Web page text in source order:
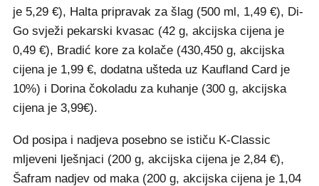
je 5,29 €), Halta pripravak za šlag (500 ml, 1,49 €), Di-
Go svježi pekarski kvasac (42 g, akcijska cijena je
0,49 €), Bradić kore za kolače (430,450 g, akcijska
cijena je 1,99 €, dodatna ušteda uz Kaufland Card je
10%) i Dorina čokoladu za kuhanje (300 g, akcijska
cijena je 3,99€).
Od posipa i nadjeva posebno se ističu K-Classic
mljeveni lješnjaci (200 g, akcijska cijena je 2,84 €),
Šafram nadjev od maka (200 g, akcijska cijena je 1,04